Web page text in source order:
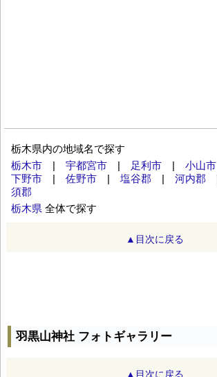
栃木県内の地域名で探す
栃木市
宇都宮市 足利市 小山市
下野市
佐野市 塩谷郡 河内郡
須郡
栃木県 全体で探す
▲目次に戻る
羽黒山神社 フォトギャラリー
▲目次に戻る